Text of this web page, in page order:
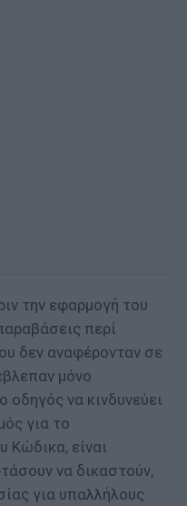
την εφαρμογή του
περί
δεν αναφέρονταν σε
μόνο
οδηγός να κινδυνεύει
για το
Κώδικα, είναι
να δικαστούν,
για υπαλλήλους